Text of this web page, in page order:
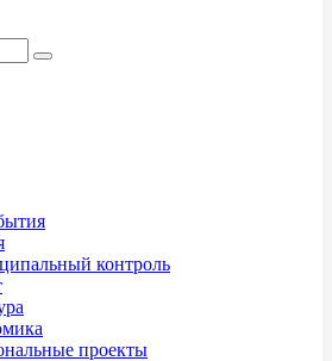
контроль
проекты